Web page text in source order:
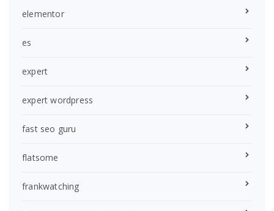
elementor
es
expert
expert wordpress
fast seo guru
flatsome
frankwatching